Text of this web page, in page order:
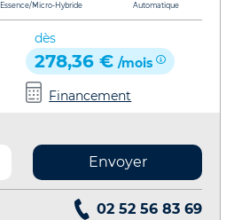
Essence/Micro-Hybride Automatique
dès
278,36 € /mois
Financement
Envoyer
02 52 56 83 69